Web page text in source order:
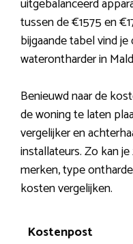
uitgebalanceerd
tussen de €1575 en
bijgaande tabel vind
waterontharder in
Benieuwd naar de
de woning te laten
vergelijker en
installateurs. Zo kan
merken, type
kosten vergelijken.
Kostenpost